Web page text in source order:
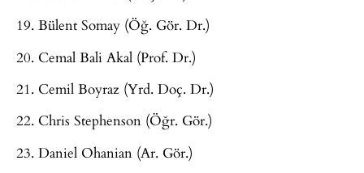
19. Bülent Somay (Öğ. Gör. Dr.)
20. Cemal Bali Akal (Prof. Dr.)
21. Cemil Boyraz (Yrd. Doç. Dr.)
22. Chris Stephenson (Öğr. Gör.)
23. Daniel Ohanian (Ar. Gör.)